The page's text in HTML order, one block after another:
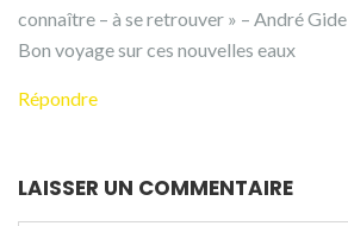
connaître – à se retrouver » – André Gide
Bon voyage sur ces nouvelles eaux
Répondre
LAISSER UN COMMENTAIRE